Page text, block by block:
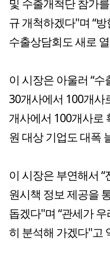
규 개척하겠다"며 “
수출상담회도 새로
이 시장은 아울러 “
30개사에서 100개사
개사에서 100개사로
원 대상 기업도 대폭
이 시장은 부연해서
원시책 정보 제공을
돕겠다"며 “관세가
히 분석해 가겠다"고